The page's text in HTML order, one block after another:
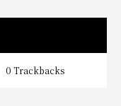
0 Trackbacks